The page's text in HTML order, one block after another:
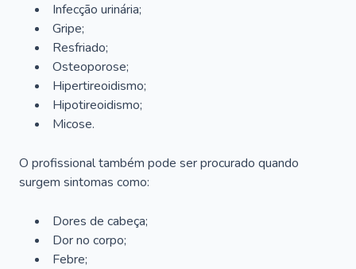
Infecção urinária;
Gripe;
Resfriado;
Osteoporose;
Hipertireoidismo;
Hipotireoidismo;
Micose.
O profissional também pode ser procurado quando
surgem sintomas como:
Dores de cabeça;
Dor no corpo;
Febre;